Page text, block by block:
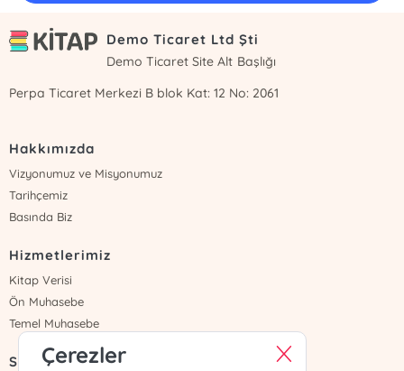
Demo Ticaret Ltd Şti
Demo Ticaret Site Alt Başlığı
Perpa Ticaret Merkezi B blok Kat: 12 No: 2061
Hakkımızda
Vizyonumuz ve Misyonumuz
Tarihçemiz
Basında Biz
Hizmetlerimiz
Kitap Verisi
Ön Muhasebe
Temel Muhasebe
SayfalarÇerezler